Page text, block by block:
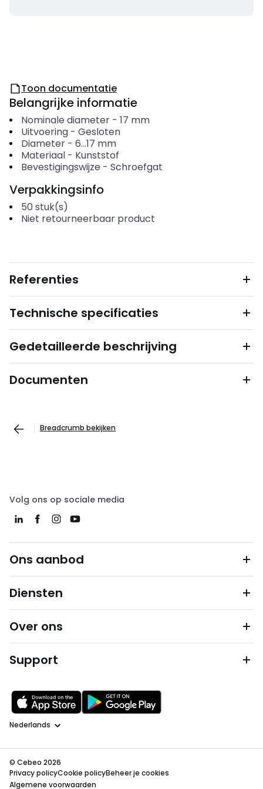
Toon documentatie
Belangrijke informatie
Nominale diameter- 17 mm
Uitvoering- Gesloten
Diameter- 6...17 mm
Materiaal- Kunststof
Bevestigingswijze - Schroefgat
Verpakkingsinfo
50 stuk(s)
Niet retourneerbaar product
Referenties
Technische specificaties
Gedetailleerde beschrijving
Documenten
Breadcrumb bekijken
Volg ons op sociale media
Ons aanbod
Diensten
Over ons
Support
Taal
© Cebeo 2026
Privacy policyCookie policyBeheer je cookies
Algemene voorwaarden